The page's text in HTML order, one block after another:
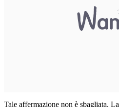
Tale affermazione non è sbagliata.